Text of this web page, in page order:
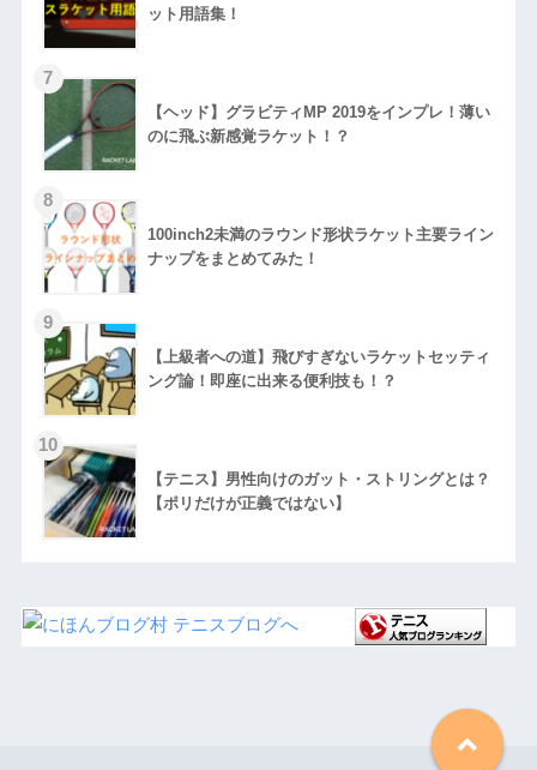
ット用語集！
【ヘッド】グラビティMP 2019をインプレ！薄い
のに飛ぶ新感覚ラケット！？
100inch2未満のラウンド形状ラケット主要ライン
ナップをまとめてみた！
【上級者への道】飛びすぎないラケットセッティ
ング論！即座に出来る便利技も！？
【テニス】男性向けのガット・ストリングとは？
【ポリだけが正義ではない】